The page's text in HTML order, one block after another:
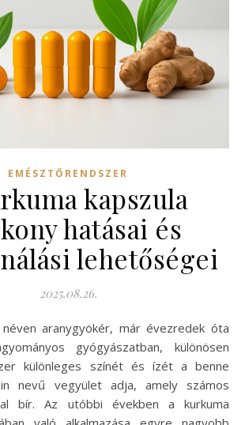
EMÉSZTŐRENDSZER
kapszula
hatásai és
lehetőségei
2025.08.26.
gyógyászatban, különösen
különleges színét és ízét a benne
nevű vegyület adja, amely számos
bír. Az utóbbi években a kurkuma